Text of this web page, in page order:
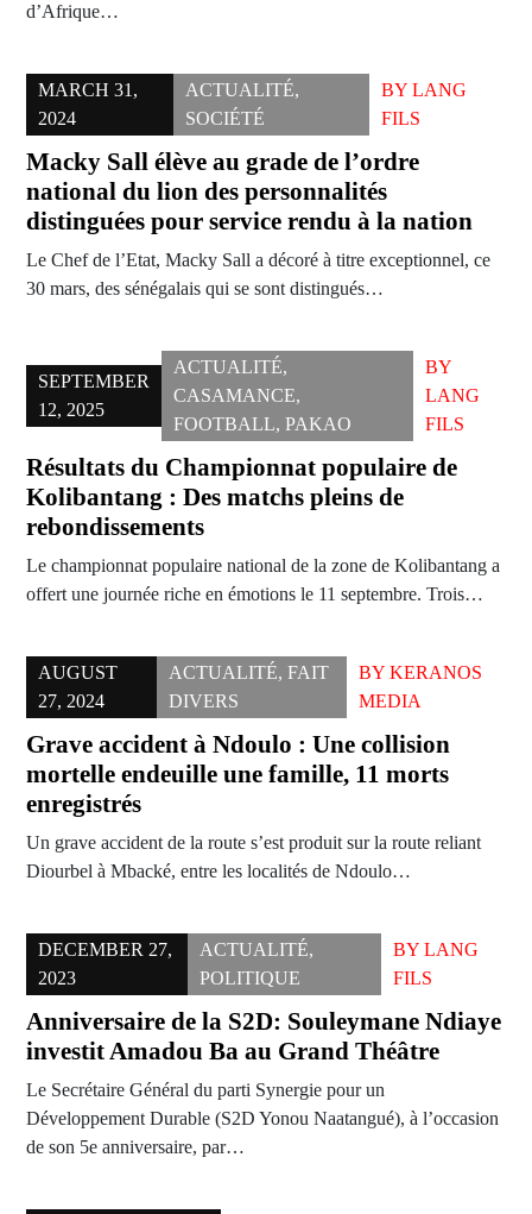
d’Afrique…
MARCH 31,
2024
ACTUALITÉ,
SOCIÉTÉ
BYLANG
FILS
Macky Sall élève au grade de l’ordre
national du lion des personnalités
distinguées pour service rendu à la nation
Le Chef de l’Etat, Macky Sall a décoré à titre exceptionnel, ce
30 mars, des sénégalais qui se sont distingués…
SEPTEMBER
12, 2025
ACTUALITÉ,
CASAMANCE,
FOOTBALL, PAKAO
BY
LANG
FILS
Résultats du Championnat populaire de
Kolibantang : Des matchs pleins de
rebondissements
Le championnat populaire national de la zone de Kolibantang a
offert une journée riche en émotions le 11 septembre. Trois…
AUGUST
27, 2024
ACTUALITÉ, FAIT
DIVERS
BYKERANOS
MEDIA
Grave accident à Ndoulo : Une collision
mortelle endeuille une famille, 11 morts
enregistrés
Un grave accident de la route s’est produit sur la route reliant
Diourbel à Mbacké, entre les localités de Ndoulo…
DECEMBER 27,
2023
ACTUALITÉ,
POLITIQUE
BYLANG
FILS
Anniversaire de la S2D: Souleymane Ndiaye
investit Amadou Ba au Grand Théâtre
Le Secrétaire Général du parti Synergie pour un
Développement Durable (S2D Yonou Naatangué), à l’occasion
de son 5e anniversaire, par…